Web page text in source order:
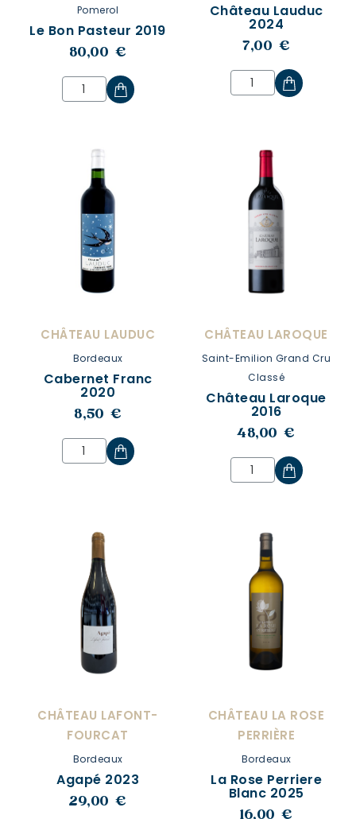
Pomerol
Le Bon Pasteur 2019
80,00 €
Château Lauduc
2024
7,00 €
CHÂTEAU LAUDUC
Bordeaux
Cabernet Franc
2020
8,50 €
CHÂTEAU LAROQUE
Saint-Emilion Grand Cru
Classé
Château Laroque
2016
48,00 €
CHÂTEAU LAFONT-
FOURCAT
Bordeaux
Agapé 2023
29,00 €
CHÂTEAU LA ROSE
PERRIÈRE
Bordeaux
La Rose Perriere
Blanc 2025
16,00 €